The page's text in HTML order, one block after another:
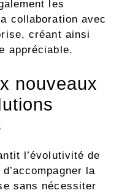
les
collaboration avec
créant ainsi
appréciable.
nouveaux
l’évolutivité de
la
sans nécessiter